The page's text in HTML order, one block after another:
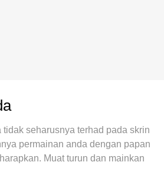
seharusnya terhad pada skrin
permainan anda dengan papan
Muat turun dan mainkan
data mudah alih dan panggilan